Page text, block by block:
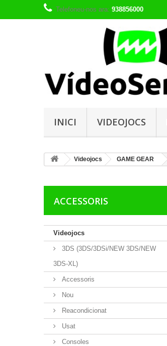
Telefoneu-nos ara: 938856000
INICI VIDEOJOCS
Videojocs GAME GEAR
ACCESSORIS
Videojocs
3DS (3DS/3DSi/NEW 3DS/NEW
3DS-XL)
Accessoris
Nou
Reacondicionat
Usat
Consoles